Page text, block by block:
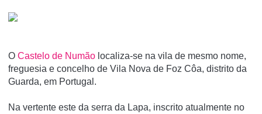
O Castelo de Numão localiza-se na vila de mesmo nome,
freguesia e concelho de Vila Nova de Foz Côa, distrito da
Guarda, em Portugal.
Na vertente este da serra da Lapa, inscrito atualmente no